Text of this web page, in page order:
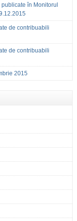
în Monitorul
de contribuabili
de contribuabili
2015